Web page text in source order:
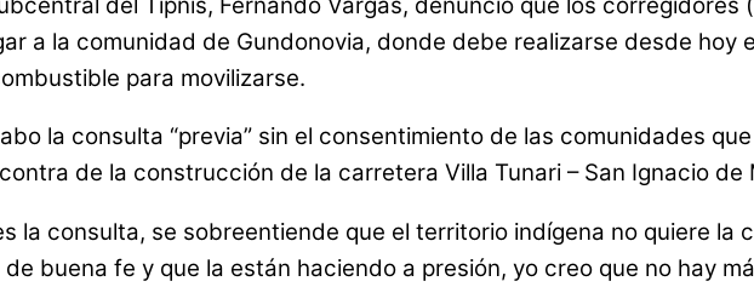
a la comunidad de Gundonovia, donde debe realizarse desde
para movilizarse.
la consulta “previa” sin el consentimiento de las comunidades
de la construcción de la carretera Villa Tunari – San Ignacio de
la consulta, se sobreentiende que el territorio indígena no quiere la
buena fe y que la están haciendo a presión, yo creo que no hay